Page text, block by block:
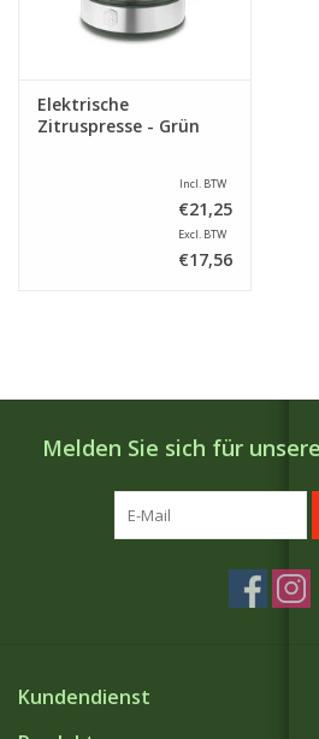
Elektrische
Zitruspresse - Grün
Incl. BTW
€21,25
Excl. BTW
€17,56
Melden Sie sich für
Kundendienst